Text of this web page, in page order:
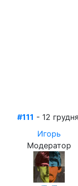
#111 - 12
Игорь
Модератор